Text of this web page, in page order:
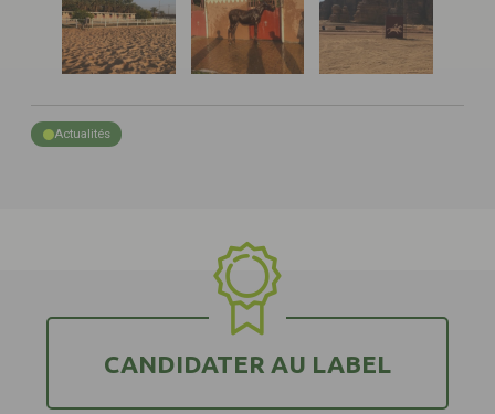
Actualités
CANDIDATER AU LABEL